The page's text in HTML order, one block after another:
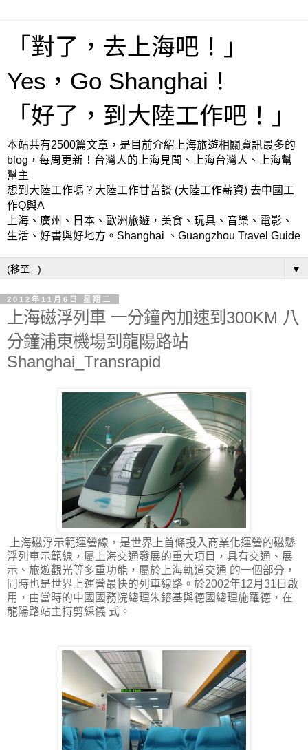
「對了，去上海吧！」
Yes，Go Shanghai！
「好了，到大陸工作吧！」
本站共有2500篇文章，是目前介紹上海旅遊相關資訊最多的
blog，每周更新！台灣人的上海見聞、上海台灣人、上海幫
幫主
想到大陸工作嗎？大陸工作甘苦談 (大陸工作薪資) 去中國工
作Q與A
上海、廣州、日本、歐洲旅遊，美食、玩具、音樂、電影、
生活、好書與好地方。Shanghai 、Guangzhou Travel Guide
▼
2012年11月6日 星期二
上海磁浮列車 一分鐘內加速到300KM 八
分鐘浦東機場到龍陽路站
Shanghai_Transrapid
上海磁浮示範運營線，是世界上首條投入商業化運營的磁懸
浮列車示範線，屬上海交通發展的重大項目，具有交通、展
示、旅遊觀光等多重功能，屬於上海軌道交通 的一個部分，
同時也是世界上運營最快的列車線路。於2002年12月31日啟
用，由當時的中國國務院總理朱鎔基與德國總理施羅德，在
龍陽路站主持剪綵儀 式。